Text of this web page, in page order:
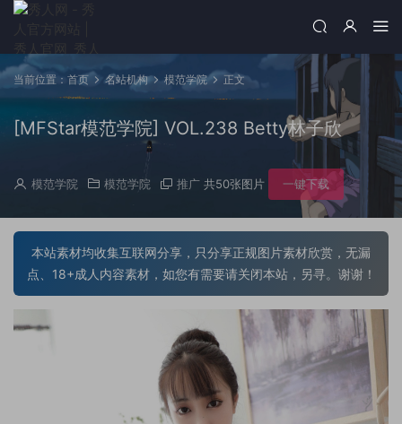
当前位置： 首页 名站机构 模范学院 正文
[MFStar模范学院] VOL.238 Betty林子欣
模范学院 模范学院 推广 共50张图片 一键下载
本站素材均收集互联网分享，只分享正规图片素材欣赏，无漏
点、18+成人内容素材，如您有需要请关闭本站，另寻。谢谢！